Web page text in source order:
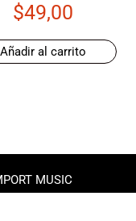
$49,00
Añadir al carrito
MUSIC